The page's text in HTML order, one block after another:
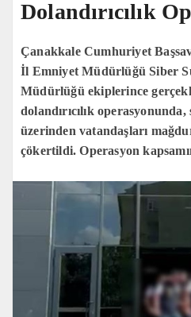
Dolandırıcılık
Çanakkale Cumhuriyet
İl Emniyet Müdürlüğü Siber
Müdürlüğü ekiplerince
dolandırıcılık
üzerinden vatandaşları
çökertildi. Operasyon